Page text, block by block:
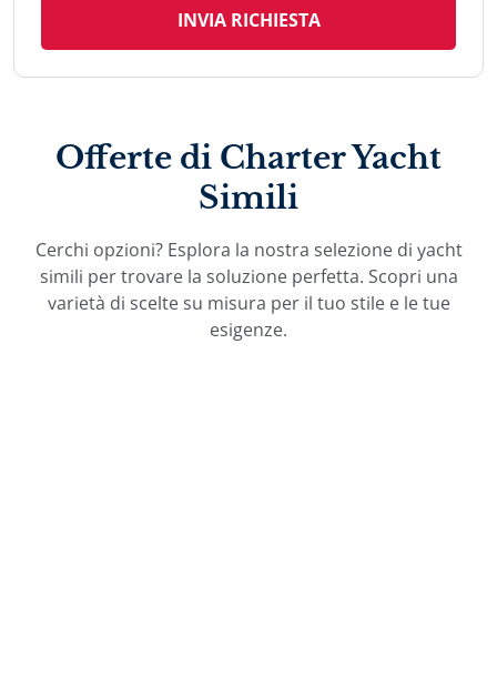
INVIA RICHIESTA
Offerte di Charter Yacht
Simili
Cerchi opzioni? Esplora la nostra selezione di yacht
simili per trovare la soluzione perfetta. Scopri una
varietà di scelte su misura per il tuo stile e le tue
esigenze.